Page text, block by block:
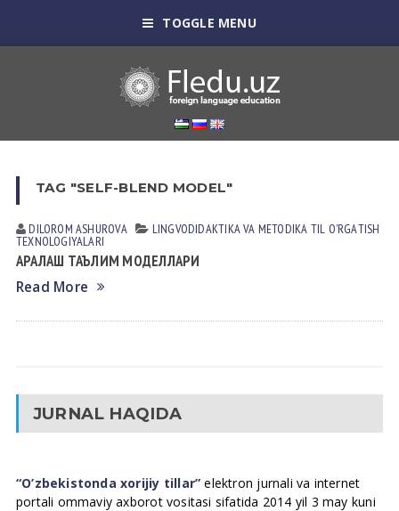
TOGGLE MENU
TAG "SELF-BLEND MODEL"
DILOROM АSHUROVА LINGVODIDАKTIKА VА METODIKА TIL OʼRGАTISH
TEXNOLOGIYALАRI
АРАЛАШ ТАЪЛИМ МОДЕЛЛАРИ
Read More
JURNAL HAQIDA
“O’zbekistonda xorijiy tillar” elektron jurnali va internet
portali ommaviy axborot vositasi sifatida 2014 yil 3 may kuni